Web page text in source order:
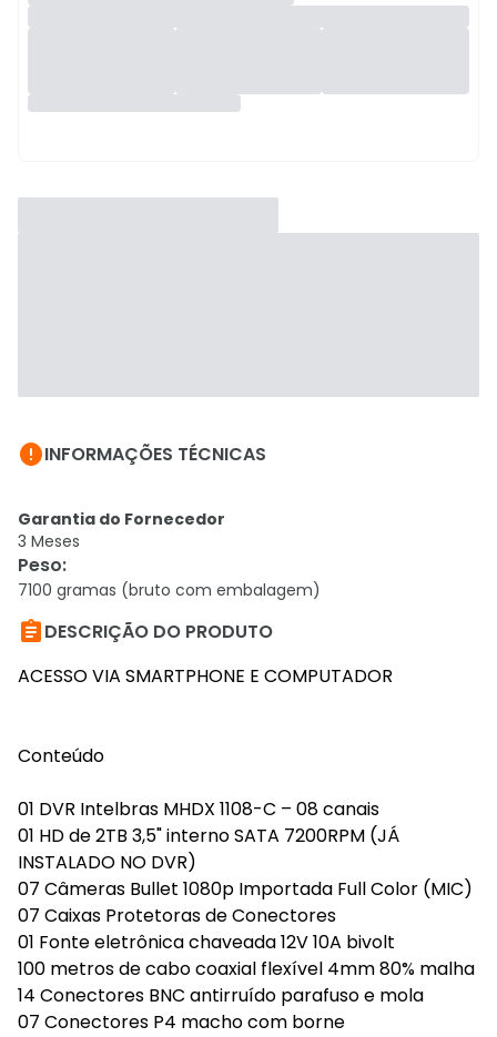
INFORMAÇÕES TÉCNICAS
Garantia do Fornecedor
3 Meses
Peso:
7100 gramas (bruto com embalagem)
DESCRIÇÃO DO PRODUTO
ACESSO VIA SMARTPHONE E COMPUTADOR
Conteúdo
01 DVR Intelbras MHDX 1108-C – 08 canais
01 HD de 2TB 3,5" interno SATA 7200RPM (JÁ
INSTALADO NO DVR)
07 Câmeras Bullet 1080p Importada Full Color (MIC)
07 Caixas Protetoras de Conectores
01 Fonte eletrônica chaveada 12V 10A bivolt
100 metros de cabo coaxial flexível 4mm 80% malha
14 Conectores BNC antirruído parafuso e mola
07 Conectores P4 macho com borne